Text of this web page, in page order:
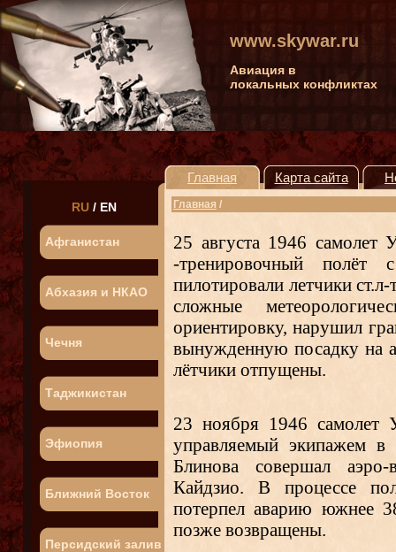
www.skywar.ru
Авиация в
локальных конфликтах
RU/ EN
Афганистан
Абхазия и НКАО
Чечня
Таджикистан
Эфиопия
Ближний Восток
Персидский залив
Главная Карта сайта
Главная /
25 августа 1946
-тренировочный
пилотировали летчики
сложные
ориентировку, нарушил
вынужденную посадку на
лётчики отпущены.
23 ноября 1946
управляемый экипажем в
Блинова совершал
Кайдзио. В процессе
потерпел аварию южнее
позже возвращены.